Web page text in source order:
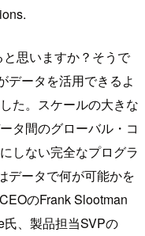
思いますか？そうで
データを活用できるよ
た。スケールの大きな
タ間のグローバル・コ
しない完全なプログラ
データで何が可能かを
のFrank Slootman
、製品担当SVPの